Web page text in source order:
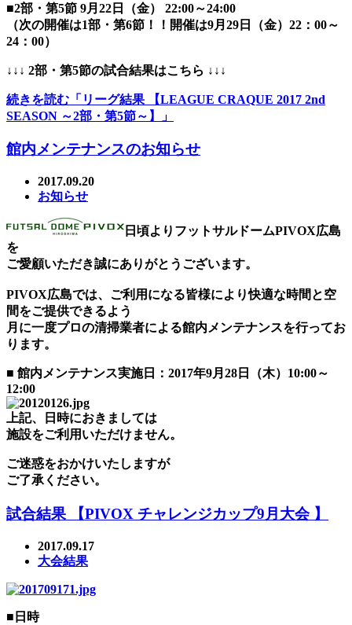
■2部・第5節 9月22日（金） 22:00～24:00
（次の開催は1部・第6節！！開催は9月29日（金）22：00～
24：00）
↓↓↓ 2部・第5節の試合結果はこちら ↓↓↓
続きを読む「リーグ結果 【LEAGUE CRAQUE 2017 2nd
SEASON ～2部・第5節～】」
館内メンテナンスのお知らせ
2017.09.20
お知らせ
日頃よりフットサルドームPIVOX広島
を
ご愛顧いただき誠にありがとうございます。
PIVOX広島では、ご利用になる皆様により快適な時間と空
間をご提供できるよう
月に一度プロの清掃業者による館内メンテナンスを行ってお
ります。
■ 館内メンテナンス実施日：2017年9月28日（木）10:00～
12:00
上記、日時におきましては
施設をご利用いただけません。
ご迷惑をおかけいたしますが
ご了承ください。
試合結果 【PIVOX チャレンジカップ9月大会 】
2017.09.17
大会結果
■日時